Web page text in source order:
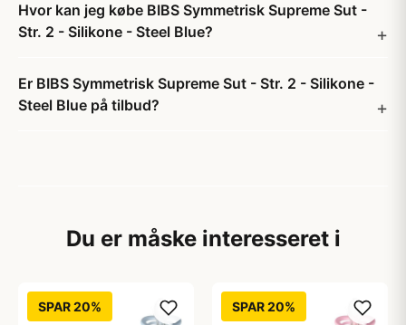
Hvor kan jeg købe BIBS Symmetrisk Supreme Sut -
Str. 2 - Silikone - Steel Blue?
Er BIBS Symmetrisk Supreme Sut - Str. 2 - Silikone -
Steel Blue på tilbud?
Du er måske interesseret i
SPAR 20% SPAR 20%